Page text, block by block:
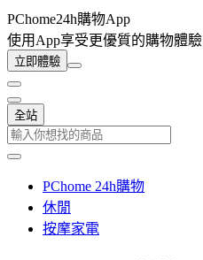
PChome24h購物App
使用App享受更優質的購物體驗
立即體驗
全站
PChome 24h購物
休閒
按摩家電